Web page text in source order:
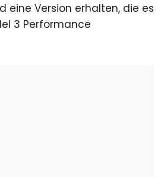
eine Version erhalten, die es
3 Performance